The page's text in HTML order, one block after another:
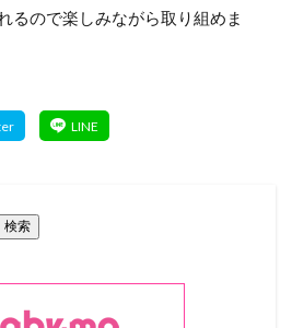
るので楽しみながら取り組めま
検索